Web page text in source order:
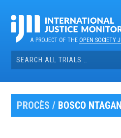
contentA PROJECT OF THEOPEN SOCIETY
Search
for:
PROCÈS / BOSCO